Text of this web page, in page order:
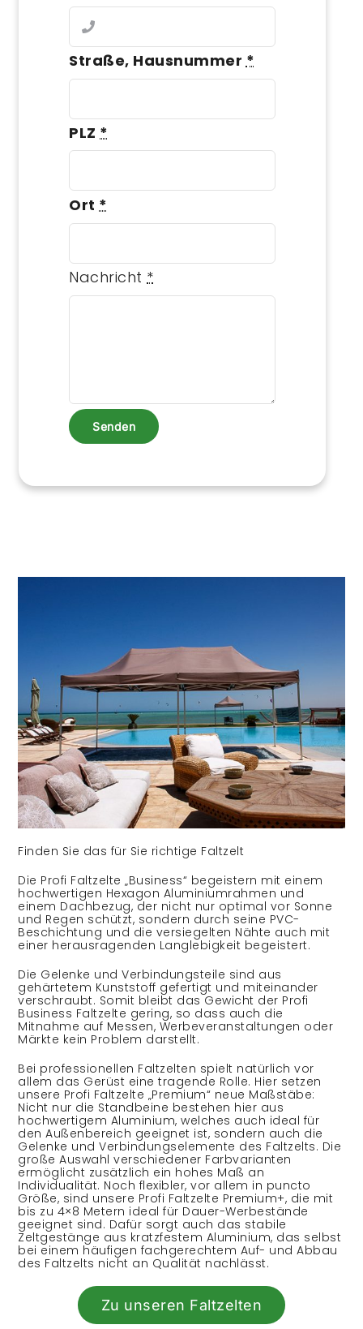
Straße, Hausnummer*
PLZ *
Ort*
Nachricht*
Senden
Finden Sie das für Sie richtige Faltzelt
Die Profi Faltzelte „Business“ begeistern mit einem
hochwertigen Hexagon Aluminiumrahmen und
einem Dachbezug, der nicht nur optimal vor Sonne
und Regen schützt, sondern durch seine PVC-
Beschichtung und die versiegelten Nähte auch mit
einer herausragenden Langlebigkeit begeistert.
Die Gelenke und Verbindungsteile sind aus
gehärtetem Kunststoff gefertigt und miteinander
verschraubt. Somit bleibt das Gewicht der Profi
Business Faltzelte gering, so dass auch die
Mitnahme auf Messen, Werbeveranstaltungen oder
Märkte kein Problem darstellt.
Bei professionellen Faltzelten spielt natürlich vor
allem das Gerüst eine tragende Rolle. Hier setzen
unsere Profi Faltzelte „Premium“ neue Maßstäbe:
Nicht nur die Standbeine bestehen hier aus
hochwertigem Aluminium, welches auch ideal für
den Außenbereich geeignet ist, sondern auch die
Gelenke und Verbindungselemente des Faltzelts. Die
große Auswahl verschiedener Farbvarianten
ermöglicht zusätzlich ein hohes Maß an
Individualität. Noch flexibler, vor allem in puncto
Größe, sind unsere Profi Faltzelte Premium+, die mit
bis zu 4×8 Metern ideal für Dauer-Werbestände
geeignet sind. Dafür sorgt auch das stabile
Zeltgestänge aus kratzfestem Aluminium, das selbst
bei einem häufigen fachgerechtem Auf- und Abbau
des Faltzelts nicht an Qualität nachlässt.
Zu unseren Faltzelten